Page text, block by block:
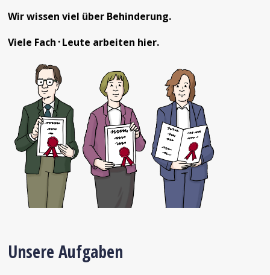
Wir wissen viel über Behinderung.
Viele Fach᛫Leute arbeiten hier.
Unsere Aufgaben